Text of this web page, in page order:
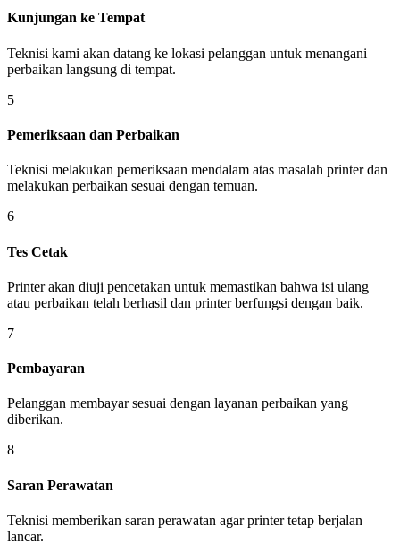
Kunjungan ke Tempat
Teknisi kami akan datang ke lokasi pelanggan untuk menangani
perbaikan langsung di tempat.
5
Pemeriksaan dan Perbaikan
Teknisi melakukan pemeriksaan mendalam atas masalah printer dan
melakukan perbaikan sesuai dengan temuan.
6
Tes Cetak
Printer akan diuji pencetakan untuk memastikan bahwa isi ulang
atau perbaikan telah berhasil dan printer berfungsi dengan baik.
7
Pembayaran
Pelanggan membayar sesuai dengan layanan perbaikan yang
diberikan.
8
Saran Perawatan
Teknisi memberikan saran perawatan agar printer tetap berjalan
lancar.